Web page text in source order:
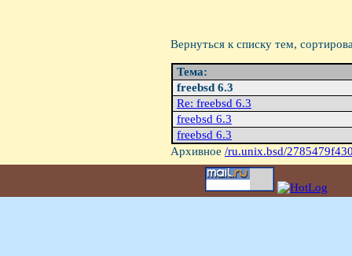
Вернуться к списку тем,
Тема:
freebsd 6.3
Re: freebsd 6.3
freebsd 6.3
freebsd 6.3
Архивное /ru.unix.bsd/